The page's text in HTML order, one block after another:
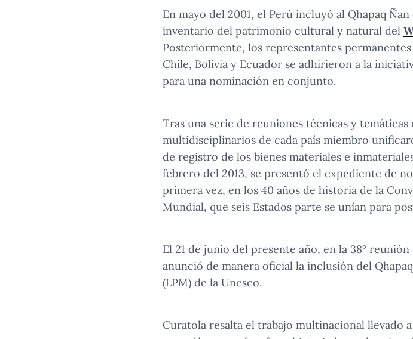
En mayo del 2001, el Perú incluyó al Qhapaq
inventario del patrimonio cultural y natural del
Posteriormente, los representantes
Chile, Bolivia y Ecuador se adhirieron a la
para una nominación en conjunto.
Tras una serie de reuniones técnicas y temáticas
multidisciplinarios de cada país miembro
de registro de los bienes materiales e
febrero del 2013, se presentó el expediente de
primera vez, en los 40 años de historia de la
Mundial, que seis Estados parte se unían para
El 21 de junio del presente año, en la 38°
anunció de manera oficial la inclusión del
(LPM) de la Unesco.
Curatola resalta el trabajo multinacional llevado